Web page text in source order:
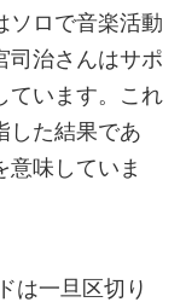
ソロで音楽活動
司治さんはサポ
ています。これ
した結果であ
意味していま
は一旦区切り